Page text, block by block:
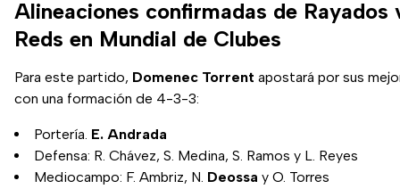
Alineaciones confirmadas de Rayados
Reds en Mundial de Clubes
Para este partido, Domenec Torrent apostará por sus
con una formación de 4-3-3:
Portería. E. Andrada
Defensa: R. Chávez, S. Medina, S. Ramos y L. Reyes
Mediocampo: F. Ambriz, N. Deossa y O. Torres